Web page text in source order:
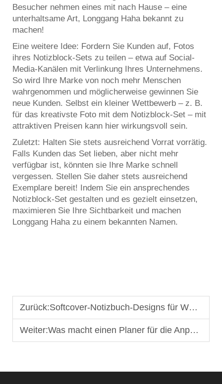
Besucher nehmen eines mit nach Hause – eine
unterhaltsame Art, Longgang Haha bekannt zu
machen!
Eine weitere Idee: Fordern Sie Kunden auf, Fotos
ihres Notizblock-Sets zu teilen – etwa auf Social-
Media-Kanälen mit Verlinkung Ihres Unternehmens.
So wird Ihre Marke von noch mehr Menschen
wahrgenommen und möglicherweise gewinnen Sie
neue Kunden. Selbst ein kleiner Wettbewerb – z. B.
für das kreativste Foto mit dem Notizblock-Set – mit
attraktiven Preisen kann hier wirkungsvoll sein.
Zuletzt: Halten Sie stets ausreichend Vorrat vorrätig.
Falls Kunden das Set lieben, aber nicht mehr
verfügbar ist, könnten sie Ihre Marke schnell
vergessen. Stellen Sie daher stets ausreichend
Exemplare bereit! Indem Sie ein ansprechendes
Notizblock-Set gestalten und es gezielt einsetzen,
maximieren Sie Ihre Sichtbarkeit und machen
Longgang Haha zu einem bekannten Namen.
Zurück:Softcover-Notizbuch-Designs für Werbekampagnen mit schnellem Umsatz
Weiter:Was macht einen Planer für die Anpassung geeignet? Wichtige Merkmale